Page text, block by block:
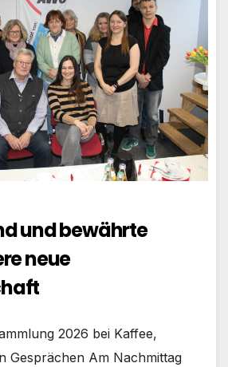
und bewährte
neue
2026 bei Kaffee,
Gesprächen Am Nachmittag